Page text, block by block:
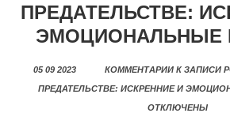
ПРЕДАТЕЛЬСТВЕ:
ЭМОЦИОНАЛЬНЫЕ
05 09 2023 КОММЕНТАРИИК ЗАПИСИ
ПРЕДАТЕЛЬСТВЕ: ИСКРЕННИЕ И
ОТКЛЮЧЕНЫ